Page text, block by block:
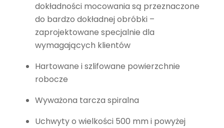
dokładności mocowania są przeznaczone
do bardzo dokładnej obróbki –
zaprojektowane specjalnie dla
wymagających klientów
Hartowane i szlifowane powierzchnie
robocze
Wyważona tarcza spiralna
Uchwyty o wielkości 500 mm i powyżej